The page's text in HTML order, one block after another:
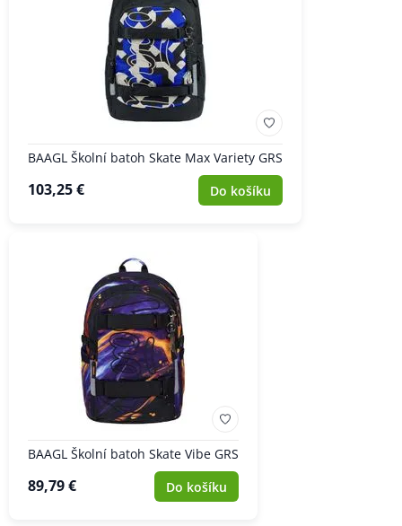
BAAGL Školní batoh Skate Max Variety GRS
103,25 € Do košíku
BAAGL Školní batoh Skate Vibe GRS
89,79 € Do košíku